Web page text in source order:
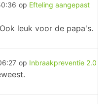
op Efteling aangepast
leuk voor de papa's.
op Inbraakpreventie 2.0